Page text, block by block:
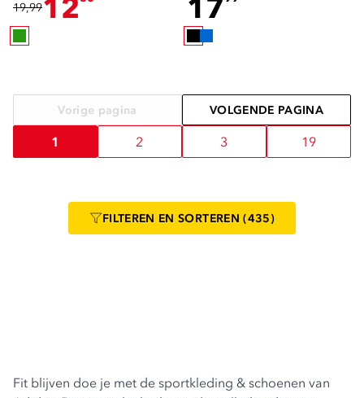
19,9912 17
Vorige pagina VOLGENDE PAGINA
1 2 3 19
FILTEREN EN SORTEREN (435)
Fit blijven doe je met de sportkleding & schoenen van